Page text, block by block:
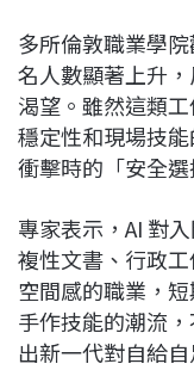
多所倫敦職業學
名人數顯著上升
渴望。雖然這類
穩定性和現場技
衝擊時的「安全選
專家表示，AI 對
複性文書、行政
空間感的職業，
手作技能的潮流
出新一代對自給